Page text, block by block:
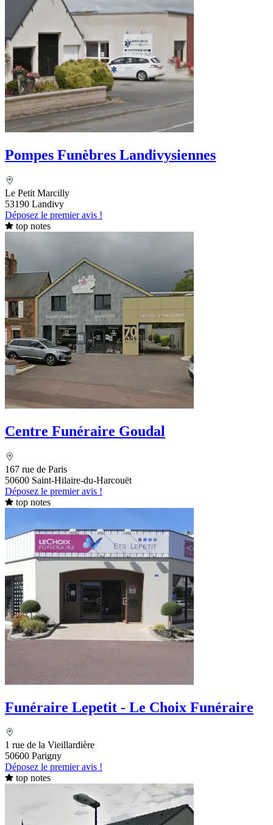
Pompes Funèbres Landivysiennes
Le Petit Marcilly
53190 Landivy
Déposez le premier avis !
top notes
Centre Funéraire Goudal
167 rue de Paris
50600 Saint-Hilaire-du-Harcouët
Déposez le premier avis !
top notes
Funéraire Lepetit - Le Choix Funéraire
1 rue de la Vieillardière
50600 Parigny
Déposez le premier avis !
top notes